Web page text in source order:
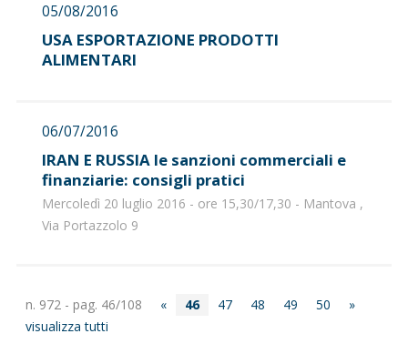
05/08/2016
USA ESPORTAZIONE PRODOTTI
ALIMENTARI
06/07/2016
IRAN E RUSSIA le sanzioni commerciali e
finanziarie: consigli pratici
Mercoledì 20 luglio 2016 - ore 15,30/17,30 - Mantova ,
Via Portazzolo 9
n. 972 - pag. 46/108 « 46 47 48 49 50
»
visualizza tutti